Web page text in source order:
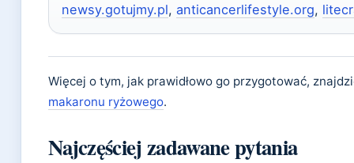
newsy.gotujmy.pl, anticancerlifestyle.org,
Więcej o tym, jak prawidłowo go przygotować,
makaronu ryżowego.
Najczęściej zadawane pytania